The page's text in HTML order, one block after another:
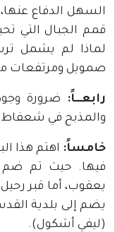
السهل الدفاع
قمم الجبال التي
لماذا لم يشمل
صمويل ومرتفعات
رابعـــاً:
ضرورة
والمذبح في
خامساً: اهتم هذا
فيها. حيث تم ضم
يعقوب، أما قبر
يضم إلى بلدية
(ليفي أشكول).